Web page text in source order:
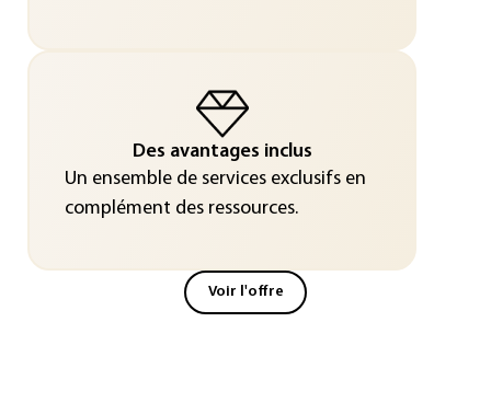
Des avantages inclus
Un ensemble de services exclusifs en
complément des ressources.
Voir l'offre